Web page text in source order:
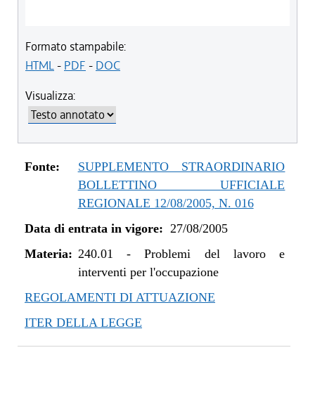
Formato stampabile:
HTML- PDF - DOC
Visualizza:
Fonte:
SUPPLEMENTO STRAORDINARIO
BOLLETTINO UFFICIALE
REGIONALE 12/08/2005, N. 016
Data di entrata in vigore: 27/08/2005
Materia: 240.01 -Problemi del lavoro e
interventi per l'occupazione
REGOLAMENTI DI ATTUAZIONE
ITER DELLA LEGGE